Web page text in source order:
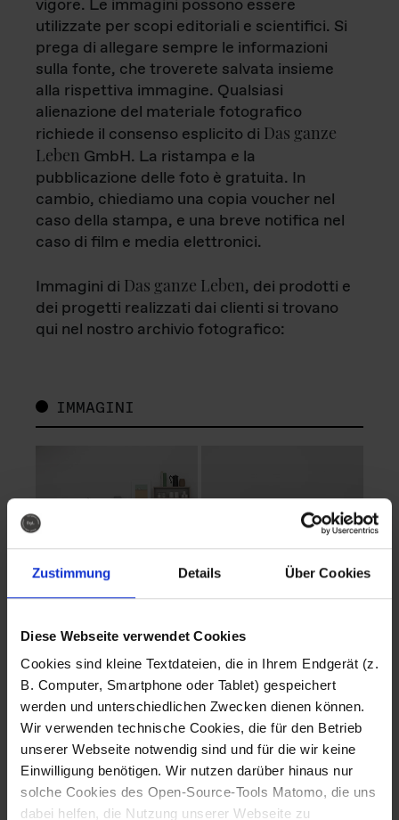
Zustimmung Details Über Cookies
Diese Webseite verwendet Cookies
Cookies sind kleine Textdateien, die in Ihrem Endgerät (z.
B. Computer, Smartphone oder Tablet) gespeichert
werden und unterschiedlichen Zwecken dienen können.
Wir verwenden technische Cookies, die für den Betrieb
unserer Webseite notwendig sind und für die wir keine
Einwilligung benötigen. Wir nutzen darüber hinaus nur
solche Cookies des Open-Source-Tools Matomo, die uns
dabei helfen, die Nutzung unserer Webseite zu
vigore. Le immagini possono essere
utilizzate per scopi editoriali e scientifici. Si
prega di allegare sempre le informazioni
sulla fonte, che troverete salvata insieme
alla rispettiva immagine. Qualsiasi
alienazione del materiale fotografico
richiede il consenso esplicito di Das ganze
Leben GmbH. La ristampa e la
pubblicazione delle foto è gratuita. In
cambio, chiediamo una copia voucher nel
caso della stampa, e una breve notifica nel
caso di film e media elettronici.
Immagini di Das ganze Leben, dei prodotti e
dei progetti realizzati dai clienti si trovano
qui nel nostro archivio fotografico:
IMMAGINI
Fotografo: Lorenz
Sternbach
Download
Fotografo: Lorenz
Sternbach
Download